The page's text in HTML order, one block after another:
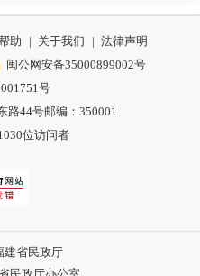
助 | 关于我们 | 法律声明
闽公网安备35000899002号
号
路44号邮编：350001
位访问者
建省民政厅